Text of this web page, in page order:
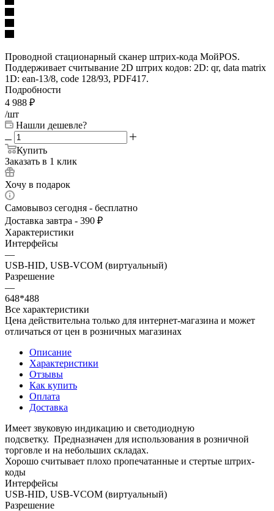
Проводной стационарный cканер штрих-кода МойPOS.
Поддерживает считывание 2D штрих кодов: 2D: qr, data matrix
1D: ean-13/8, code 128/93, PDF417.
Подробности
4 988 ₽
/шт
Нашли дешевле?
Купить
Заказать в 1 клик
Хочу в подарок
Самовывоз сегодня - бесплатно
Доставка завтра - 390 ₽
Характеристики
Интерфейсы
—
USB-HID, USB-VCOM (виртуальный)
Разрешение
—
648*488
Все характеристики
Цена действительна только для интернет-магазина и может
отличаться от цен в розничных магазинах
Описание
Характеристики
Отзывы
Как купить
Оплата
Доставка
Имеет звуковую индикацию и светодиодную
подсветку. Предназначен для использования в розничной
торговле и на небольших складах.
Хорошо считывает плохо пропечатанные и стертые штрих-
коды
Интерфейсы
USB-HID, USB-VCOM (виртуальный)
Разрешение